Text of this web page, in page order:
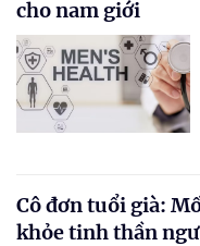
cho nam giới
Cô đơn tuổi già:
khỏe tinh thần